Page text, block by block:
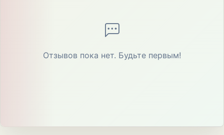
Отзывов пока нет. Будьте первым!